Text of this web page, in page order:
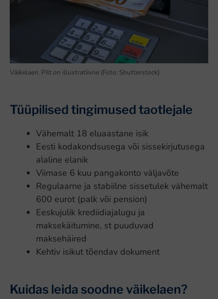
Väikelaen. Pilt on illustratiivne (Foto: Shutterstock)
Tüüpilised tingimused taotlejale
Vähemalt 18 eluaastane isik
Eesti kodakondsusega või sissekirjutusega
alaline elanik
Viimase 6 kuu pangakonto väljavõte
Regulaarne ja stabiilne sissetulek vähemalt
600 eurot (palk või pension)
Eeskujulik krediidiajalugu ja
maksekäitumine, st puuduvad
maksehäired
Kehtiv isikut tõendav dokument
Kuidas leida soodne väikelaen?